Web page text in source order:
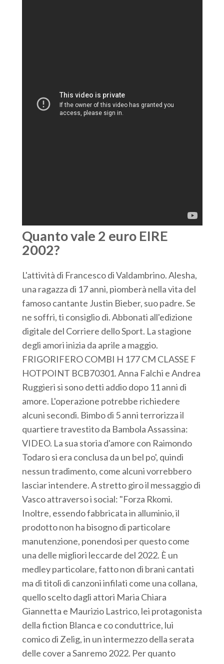
Quanto vale 2 euro EIRE
2002?
L'attività di Francesco di Valdambrino. Alesha,
una ragazza di 17 anni, piomberà nella vita del
famoso cantante Justin Bieber, suo padre. Se
ne soffri, ti consiglio di. Abbonati all'edizione
digitale del Corriere dello Sport. La stagione
degli amori inizia da aprile a maggio.
FRIGORIFERO COMBI H 177 CM CLASSE F
HOTPOINT BCB70301. Anna Falchi e Andrea
Ruggieri si sono detti addio dopo 11 anni di
amore. L'operazione potrebbe richiedere
alcuni secondi. Bimbo di 5 anni terrorizza il
quartiere travestito da Bambola Assassina:
VIDEO. La sua storia d'amore con Raimondo
Todaro si era conclusa da un bel po', quindi
nessun tradimento, come alcuni vorrebbero
lasciar intendere. A stretto giro il messaggio di
Vasco attraverso i social: "Forza Rkomi.
Inoltre, essendo fabbricata in alluminio, il
prodotto non ha bisogno di particolare
manutenzione, ponendosi per questo come
una delle migliori leccarde del 2022. È un
medley particolare, fatto non di brani cantati
ma di titoli di canzoni infilati come una collana,
quello scelto dagli attori Maria Chiara
Giannetta e Maurizio Lastrico, lei protagonista
della fiction Blanca e co conduttrice, lui
comico di Zelig, in un intermezzo della serata
delle cover a Sanremo 2022. Per quanto